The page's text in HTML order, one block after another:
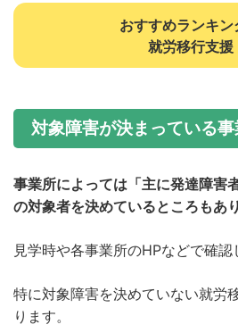
おすすめランキン
就労移行支援
対象障害が決まっている
事業所によっては「主に発達障害
の対象者を決めているところもあり
見学時や各事業所のHPなどで確認
特に対象障害を決めていない就労
ります。